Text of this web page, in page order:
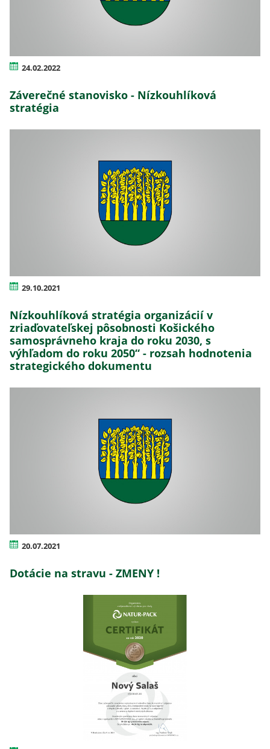
24.02.2022
Záverečné stanovisko - Nízkouhlíková
stratégia
29.10.2021
Nízkouhlíková stratégia organizácií v
zriaďovateľskej pôsobnosti Košického
samosprávneho kraja do roku 2030, s
výhľadom do roku 2050“ - rozsah hodnotenia
strategického dokumentu
20.07.2021
Dotácie na stravu - ZMENY !